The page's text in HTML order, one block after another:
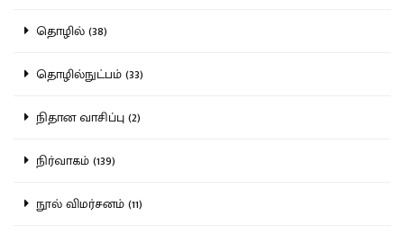
தொழில் (38)
தொழில்நுட்பம் (33)
நிதான வாசிப்பு (2)
நிர்வாகம் (139)
நூல் விமர்சனம் (11)